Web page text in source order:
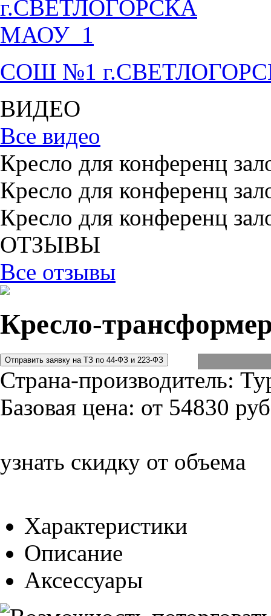
СОШ №1
ВИДЕО
Все видео
Кресло для конференц
Кресло для конференц
Кресло для конференц
ОТЗЫВЫ
Все отзывы
Кресло-
Страна-производитель:
Базовая цена: от 54830
узнать скидку от объема
Характеристики
Описание
Аксессуары